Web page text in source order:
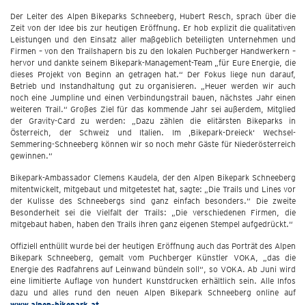
Der Leiter des Alpen Bikeparks Schneeberg, Hubert Resch, sprach über die
Zeit von der Idee bis zur heutigen Eröffnung. Er hob explizit die qualitativen
Leistungen und den Einsatz aller maßgeblich beteiligten Unternehmen und
Firmen – von den Trailshapern bis zu den lokalen Puchberger Handwerkern –
hervor und dankte seinem Bikepark-Management-Team „für Eure Energie, die
dieses Projekt von Beginn an getragen hat.“ Der Fokus liege nun darauf,
Betrieb und Instandhaltung gut zu organisieren. „Heuer werden wir auch
noch eine Jumpline und einen Verbindungstrail bauen, nächstes Jahr einen
weiteren Trail.“ Großes Ziel für das kommende Jahr sei außerdem, Mitglied
der Gravity-Card zu werden: „Dazu zählen die elitärsten Bikeparks in
Österreich, der Schweiz und Italien. Im ‚Bikepark-Dreieck‘ Wechsel-
Semmering-Schneeberg können wir so noch mehr Gäste für Niederösterreich
gewinnen.“
Bikepark-Ambassador Clemens Kaudela, der den Alpen Bikepark Schneeberg
mitentwickelt, mitgebaut und mitgetestet hat, sagte: „Die Trails und Lines vor
der Kulisse des Schneebergs sind ganz einfach besonders.“ Die zweite
Besonderheit sei die Vielfalt der Trails: „Die verschiedenen Firmen, die
mitgebaut haben, haben den Trails ihren ganz eigenen Stempel aufgedrückt.“
Offiziell enthüllt wurde bei der heutigen Eröffnung auch das Porträt des Alpen
Bikepark Schneeberg, gemalt vom Puchberger Künstler VOKA, „das die
Energie des Radfahrens auf Leinwand bündeln soll“, so VOKA. Ab Juni wird
eine limitierte Auflage von hundert Kunstdrucken erhältlich sein. Alle Infos
dazu und alles rund den neuen Alpen Bikepark Schneeberg online auf